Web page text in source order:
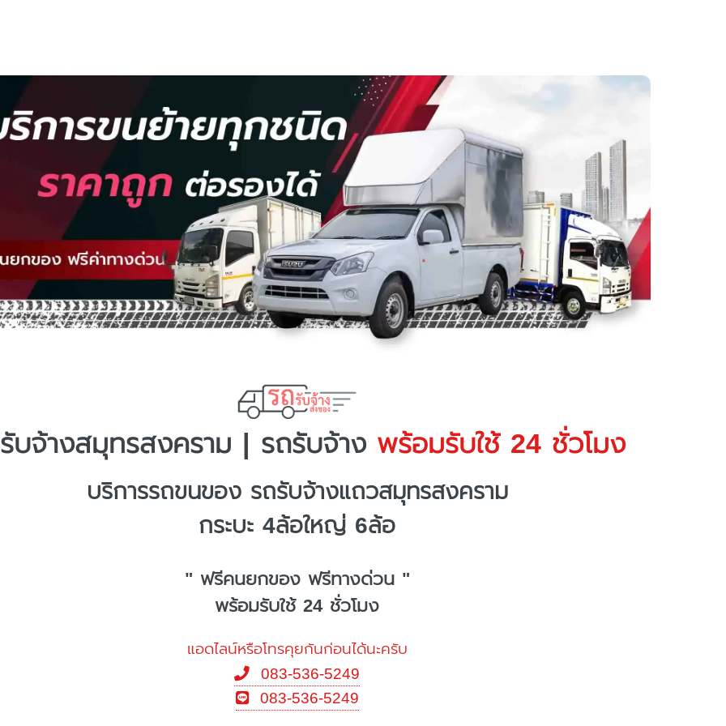
บจ้างสมุทรสงคราม | รถรับจ้างพร้อมรับใช้ 24 ชั่วโมง
บริการรถขนของ รถรับจ้างแถวสมุทรสงคราม
กระบะ 4ล้อใหญ่ 6ล้อ
" ฟรีคนยกของ ฟรีทางด่วน "
พร้อมรับใช้ 24 ชั่วโมง
แอดไลน์หรือโทรคุยกันก่อนได้นะครับ
083-536-5249
083-536-5249